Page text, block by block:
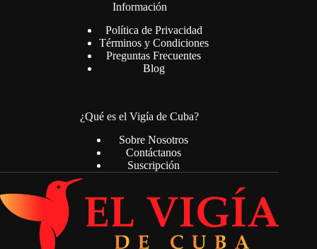
Información
Política de Privacidad
Términos y Condiciones
Preguntas Frecuentes
Blog
¿Qué es el Vigía de Cuba?
Sobre Nosotros
Contáctanos
Suscripción